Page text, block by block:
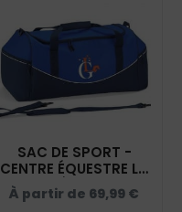
SAC DE SPORT -
CENTRE ÉQUESTRE LA
GRENADIÈRE - NAVY -
QD70S
À partir de 69,99 €